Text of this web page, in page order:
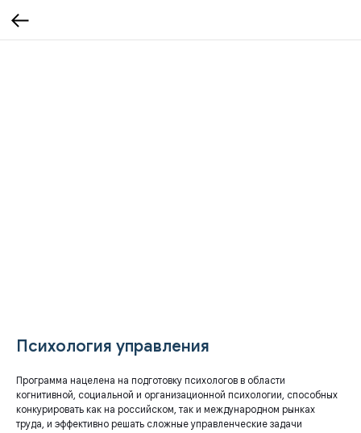
Психология управления
Пр​​ограмма нацелена на подготовку психологов в области
когнитивной, социальной и организационной психологии, способных​​
конкурировать как на российском, так и международном рынках
труда, и эффективно решать сложные управленческие задачи